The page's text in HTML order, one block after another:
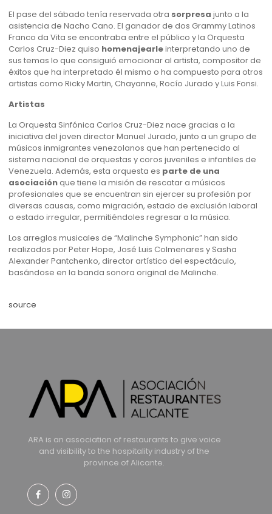
El pase del sábado tenía reservada otra sorpresa junto a la
asistencia de Nacho Cano. El ganador de dos Grammy Latinos
Franco da Vita se encontraba entre el público y la Orquesta
Carlos Cruz-Diez quiso homenajearleinterpretando uno de
sus temas lo que consiguió emocionar al artista, compositor de
éxitos que ha interpretado él mismo o ha compuesto para otros
artistas como Ricky Martin, Chayanne, Rocío Jurado y Luis Fonsi.
Artistas
La Orquesta Sinfónica Carlos Cruz-Diez nace gracias a la
iniciativa del joven director Manuel Jurado, junto a un grupo de
músicos inmigrantes venezolanos que han pertenecido al
sistema nacional de orquestas y coros juveniles e infantiles de
Venezuela. Además, esta orquesta es parte de una
asociaciónque tiene la misión de rescatar a músicos
profesionales que se encuentran sin ejercer su profesión por
diversas causas, como migración, estado de exclusión laboral
o estado irregular, permitiéndoles regresar a la música.
Los arreglos musicales de “Malinche Symphonic” han sido
realizados por Peter Hope, José Luis Colmenares y Sasha
Alexander Pantchenko, director artístico del espectáculo,
basándose en la banda sonora original de Malinche.
source
ARA is an association of restaurants to give voice
and visibility to the hospitality industry of the
province of Alicante.